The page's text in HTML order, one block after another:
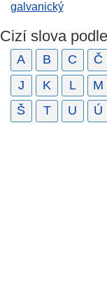
galvanický
Cizí slova
A B C Č
J
K L M
Š
T U Ú